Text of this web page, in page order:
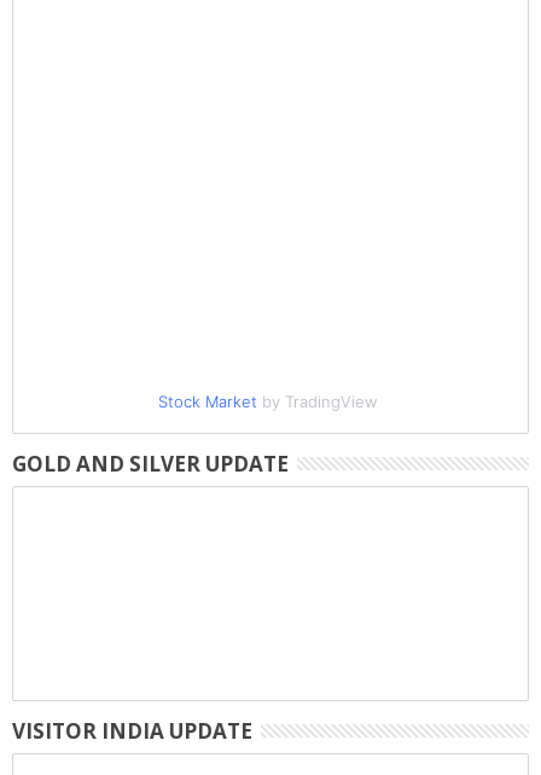
Stock Market by TradingView
GOLD AND SILVER UPDATE
VISITOR INDIA UPDATE